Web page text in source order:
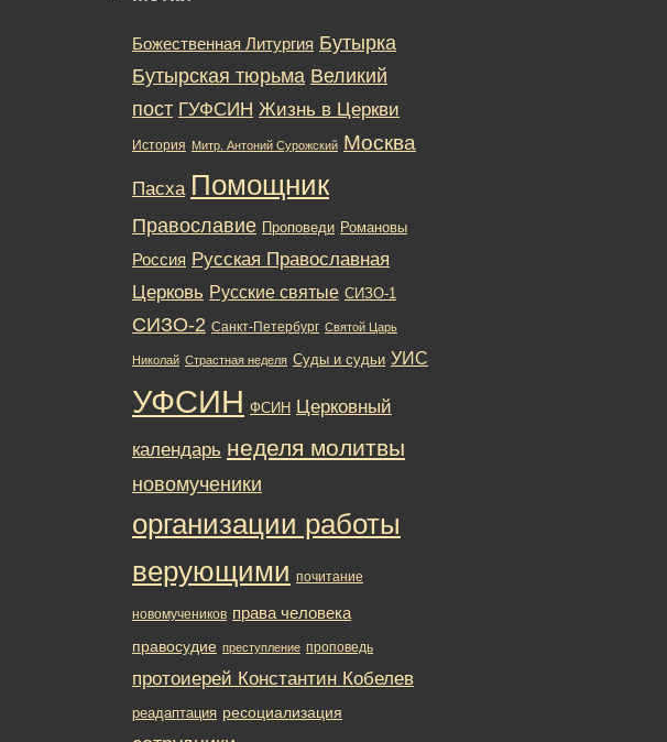
Божественная Литургия Бутырка
Бутырская тюрьма Великий
пост ГУФСИН Жизнь в Церкви
История Митр. Антоний Сурожский Москва
Пасха Помощник
Православие Проповеди Романовы
Россия Русская Православная
Церковь Русские святые СИЗО-1
СИЗО-2 Санкт-Петербург Святой Царь
Николай Страстная неделя Суды и судьи УИС
УФСИН ФСИН Церковный
календарь неделя молитвы
новомученики
организации работы
верующими почитание
новомучеников права человека
правосудие преступление проповедь
протоиерей Константин Кобелев
реадаптация ресоциализация